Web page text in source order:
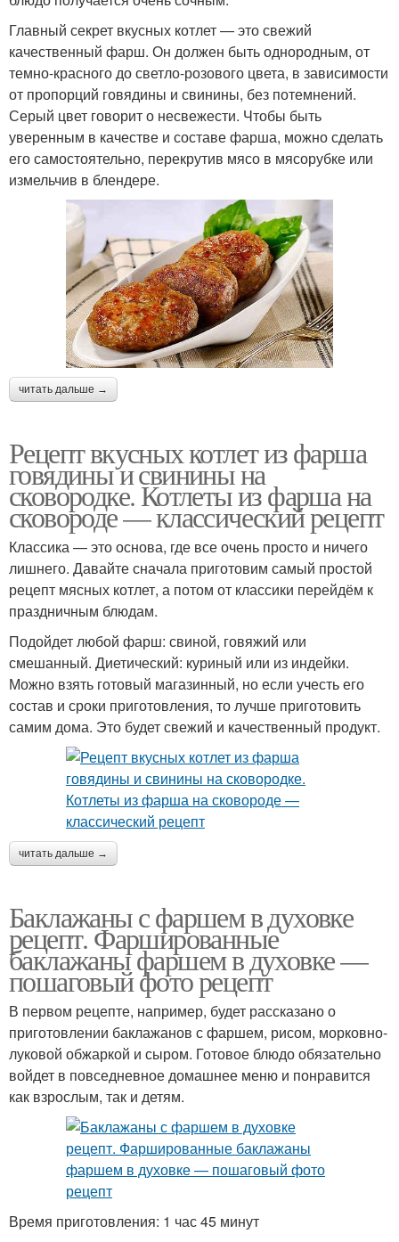
Главный секрет вкусных котлет — это свежий
качественный фарш. Он должен быть однородным, от
темно-красного до светло-розового цвета, в зависимости
от пропорций говядины и свинины, без потемнений.
Серый цвет говорит о несвежести. Чтобы быть
уверенным в качестве и составе фарша, можно сделать
его самостоятельно, перекрутив мясо в мясорубке или
измельчив в блендере.
читать дальше →
Рецепт вкусных котлет из фарша
говядины и свинины на
сковородке. Котлеты из фарша на
сковороде — классический рецепт
Классика — это основа, где все очень просто и ничего
лишнего. Давайте сначала приготовим самый простой
рецепт мясных котлет, а потом от классики перейдём к
праздничным блюдам.
Подойдет любой фарш: свиной, говяжий или
смешанный. Диетический: куриный или из индейки.
Можно взять готовый магазинный, но если учесть его
состав и сроки приготовления, то лучше приготовить
самим дома. Это будет свежий и качественный продукт.
читать дальше →
Баклажаны с фаршем в духовке
рецепт. Фаршированные
баклажаны фаршем в духовке —
пошаговый фото рецепт
В первом рецепте, например, будет рассказано о
приготовлении баклажанов с фаршем, рисом, морковно-
луковой обжаркой и сыром. Готовое блюдо обязательно
войдет в повседневное домашнее меню и понравится
как взрослым, так и детям.
Время приготовления: 1 час 45 минут